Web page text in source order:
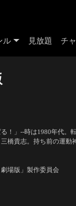
ル 見放題 チ
！」--時は1980年代。
橋貴志。持ち前の運動
場版」製作委員会